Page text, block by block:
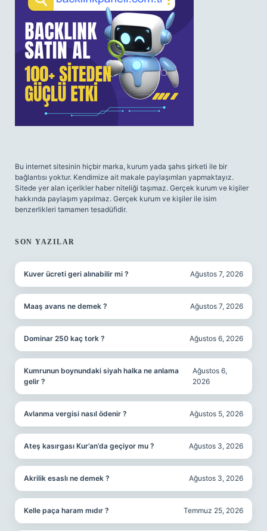
Bu internet sitesinin hiçbir marka, kurum yada şahıs şirketi ile bir
bağlantısı yoktur. Kendimize ait makale paylaşımları yapmaktayız.
Sitede yer alan içerikler haber niteliği taşımaz. Gerçek kurum ve kişiler
hakkında paylaşım yapılmaz. Gerçek kurum ve kişiler ile isim
benzerlikleri tamamen tesadüfidir.
SON YAZILAR
Kuver ücreti geri alınabilir mi ? Ağustos 7, 2026
Maaş avans ne demek ? Ağustos 7, 2026
Dominar 250 kaç tork ? Ağustos 6, 2026
Kumrunun boynundaki siyah halka ne anlama
gelir ?
Ağustos 6,
2026
Avlanma vergisi nasıl ödenir ? Ağustos 5, 2026
Ateş kasırgası Kur’an’da geçiyor mu ? Ağustos 3, 2026
Akrilik esaslı ne demek ? Ağustos 3, 2026
Kelle paça haram mıdır ? Temmuz 25, 2026